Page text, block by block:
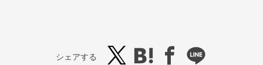
シェアする